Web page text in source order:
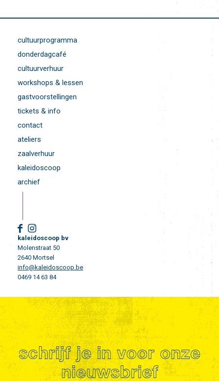
cultuurprogramma
donderdagcafé
cultuurverhuur
workshops & lessen
gastvoorstellingen
tickets & info
contact
ateliers
zaalverhuur
kaleidoscoop
archief
kaleidoscoop bv
Molenstraat 50
2640 Mortsel
info@kaleidoscoop.be
0469 14 63 84
schrijf je in voor onze
nieuwsbrief